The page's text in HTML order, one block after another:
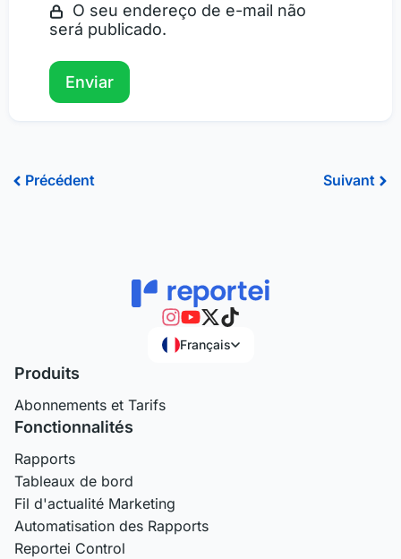
O seu endereço de e-mail não
será publicado.
Précédent
Précédent Suivant
Français
Produits
Abonnements et Tarifs
Fonctionnalités
Rapports
Tableaux de bord
Fil d'actualité Marketing
Automatisation des Rapports
Reportei Control